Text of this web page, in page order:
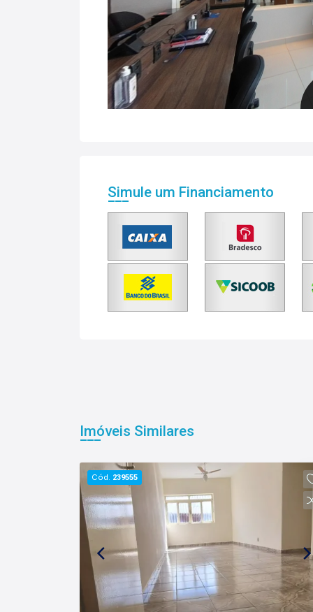
Simule um Financiamento
Imóveis Similares
Cód. 239555